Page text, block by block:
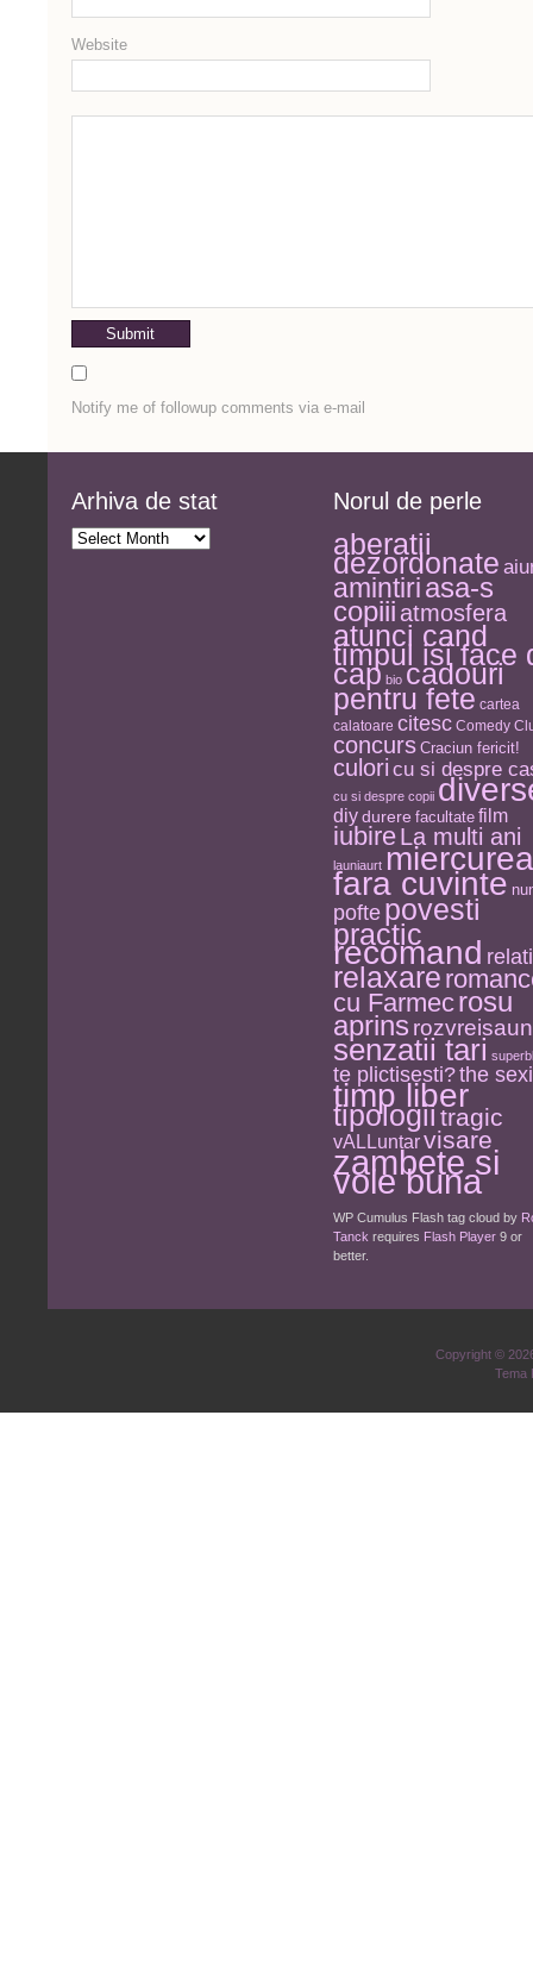
Website
Notify me of followup comments via e-mail
Arhiva de stat
Arhiva
de
Norul de perle
aberatii
dezordonate
amintiriasa-s
copiii atmosfera
atunci cand
timpul isi face
cap bio cadouri
pentru fete cartea
calatoare citesc Comedy
concurs Craciun fericit!
culori cu si despre
cu si despre copii
diydurere facultate film
iubireLa multi ani
launiaurt miercurea
fara cuvinte
pofte povesti
practic
recomand
relaxare
cu Farmecrosu
aprins
senzatii tari
te plictisesti?the
timp liber
tipologiitragic
vALLuntarvisare
zambete si
voie buna
WP Cumulus Flash tag cloud by
Tanck requires Flash Player 9 or
better.
Copyright ©
Tema